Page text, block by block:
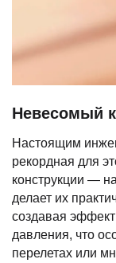
Невесомый
Настоящим
рекордная для
конструкции —
делает их
создавая эффект
давления, что
перелетах или